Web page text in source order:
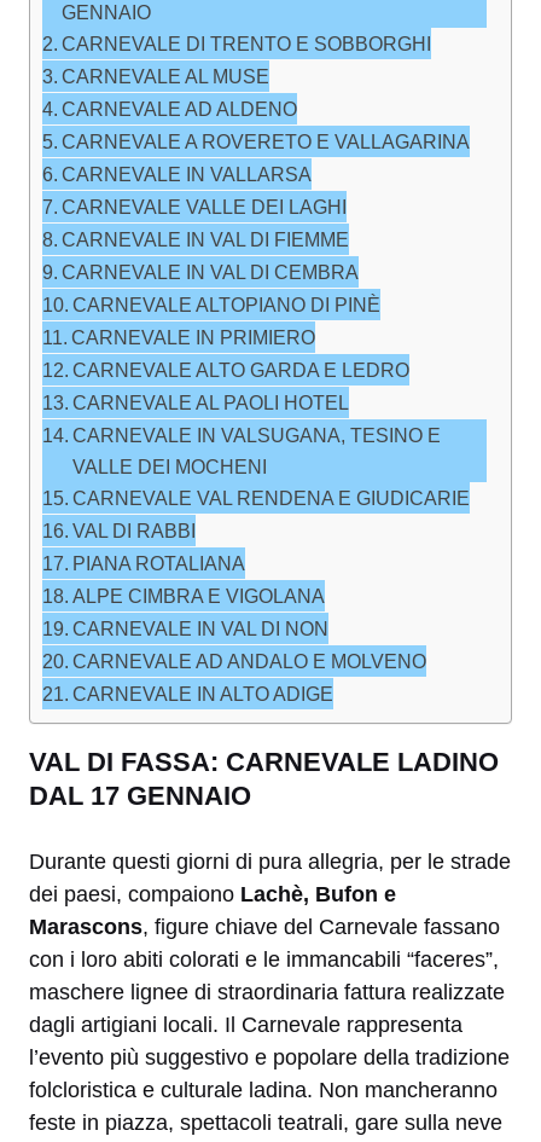
GENNAIO
CARNEVALE DI TRENTO E SOBBORGHI
CARNEVALE AL MUSE
CARNEVALE AD ALDENO
CARNEVALE A ROVERETO E VALLAGARINA
CARNEVALE IN VALLARSA
CARNEVALE VALLE DEI LAGHI
CARNEVALE IN VAL DI FIEMME
CARNEVALE IN VAL DI CEMBRA
CARNEVALE ALTOPIANO DI PINÈ
CARNEVALE IN PRIMIERO
CARNEVALE ALTO GARDA E LEDRO
CARNEVALE AL PAOLI HOTEL
CARNEVALE IN VALSUGANA, TESINO E
VALLE DEI MOCHENI
CARNEVALE VAL RENDENA E GIUDICARIE
VAL DI RABBI
PIANA ROTALIANA
ALPE CIMBRA E VIGOLANA
CARNEVALE IN VAL DI NON
CARNEVALE AD ANDALO E MOLVENO
CARNEVALE IN ALTO ADIGE
VAL DI FASSA: CARNEVALE LADINO
DAL 17 GENNAIO
Durante questi giorni di pura allegria, per le strade
dei paesi, compaiono Lachè, Bufon e
Marascons, figure chiave del Carnevale fassano
con i loro abiti colorati e le immancabili “faceres”,
maschere lignee di straordinaria fattura realizzate
dagli artigiani locali. Il Carnevale rappresenta
l’evento più suggestivo e popolare della tradizione
folcloristica e culturale ladina. Non mancheranno
feste in piazza, spettacoli teatrali, gare sulla neve